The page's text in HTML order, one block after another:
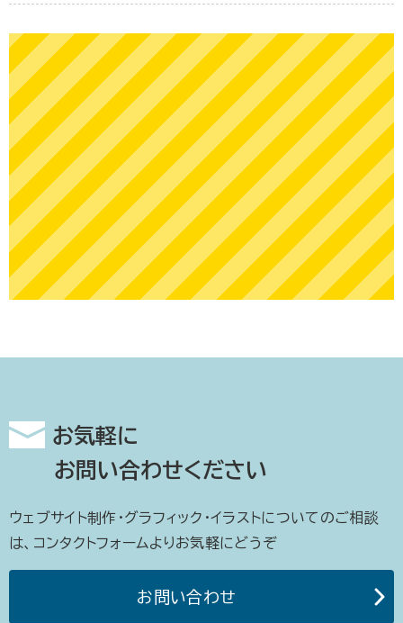
お気軽に
お問い合わせください
ウェブサイト制作・グラフィック・イラストについてのご相談
は、コンタクトフォームよりお気軽にどうぞ
お問い合わせ